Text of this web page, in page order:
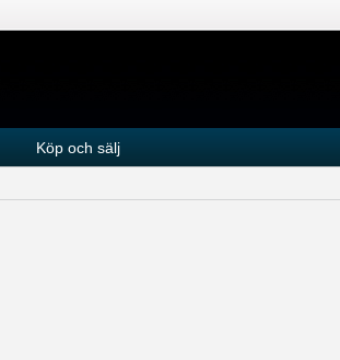
Köp och sälj